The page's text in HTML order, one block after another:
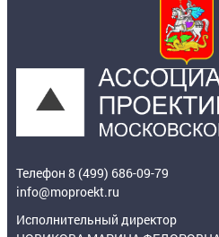
Телефон 8 (499) 686-09-79
info@moproekt.ru
Исполнительный директор